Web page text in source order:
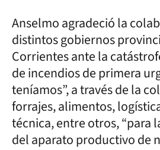
Anselmo agradeció la
distintos gobiernos
Corrientes ante la
de incendios de primera
teníamos”, a través de la
forrajes, alimentos,
técnica, entre otros, “para
del aparato productivo de